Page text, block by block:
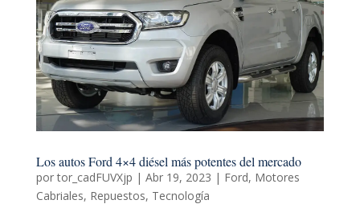
Los autos Ford 4×4 diésel más potentes del mercado
portor_cadFUVXjp | Abr 19, 2023 | Ford, Motores
Cabriales, Repuestos, Tecnología